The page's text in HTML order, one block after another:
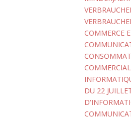
COMMERCE
COMMERCIAL
DU 22